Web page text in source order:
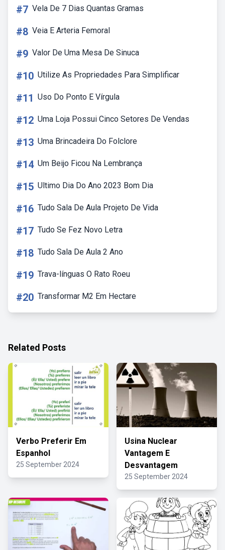
#7 Vela De 7 Dias Quantas Gramas
#8 Veia E Arteria Femoral
#9 Valor De Uma Mesa De Sinuca
#10 Utilize As Propriedades Para Simplificar
#11 Uso Do Ponto E Vírgula
#12 Uma Loja Possui Cinco Setores De Vendas
#13 Uma Brincadeira Do Folclore
#14 Um Beijo Ficou Na Lembrança
#15 Ultimo Dia Do Ano 2023 Bom Dia
#16 Tudo Sala De Aula Projeto De Vida
#17 Tudo Se Fez Novo Letra
#18 Tudo Sala De Aula 2 Ano
#19 Trava-línguas O Rato Roeu
#20 Transformar M2 Em Hectare
Related Posts
Verbo Preferir Em
Espanhol
25 September 2024
Usina Nuclear
Vantagem E
Desvantagem
25 September 2024